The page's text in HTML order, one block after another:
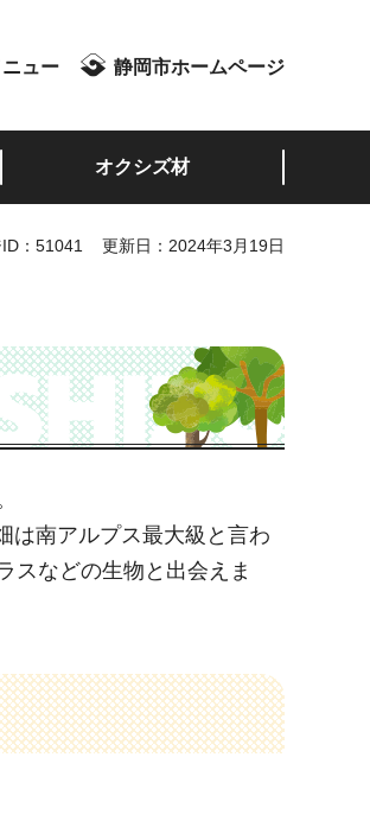
ニュー 静岡市ホームページ
オクシズ材
：51041 更新日：2024年3月19日
は南アルプス最大級と言わ
スなどの生物と出会えま